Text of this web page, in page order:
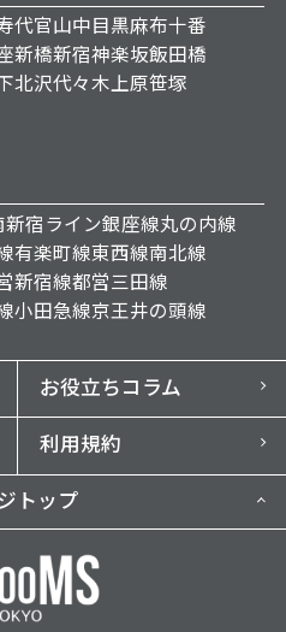
代官山中目黒麻布十番
新橋新宿神楽坂飯田橋
北沢代々木上原笹塚
新宿ライン銀座線丸の内線
有楽町線東西線南北線
新宿線都営三田線
小田急線京王井の頭線
お役立ちコラム
利用規約
トップ